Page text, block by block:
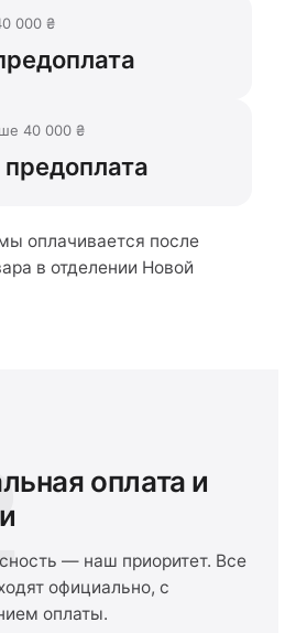
000 ₴
40 000 ₴
оплачивается после
в отделении Новой
оплата и
— наш приоритет. Все
официально, с
оплаты.